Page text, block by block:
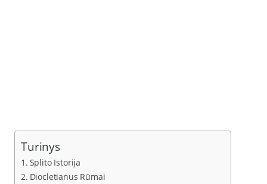
Turinys
Splito Istorija
Diocletianus Rūmai